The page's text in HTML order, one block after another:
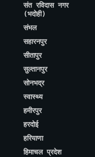
संत रविदास नगर
(भदोही)
संभल
सहारनपुर
सीतापुर
सुल्तानपुर
सोनभद्र
स्वास्थ्य
हमीरपुर
हरदोई
हरियाणा
हिमाचल प्रदेश